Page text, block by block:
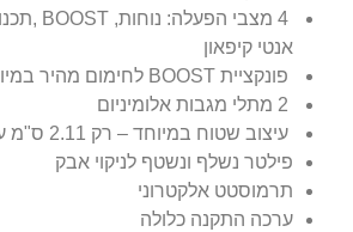
אנטי קיפאון
פונקציית BOOST לחימום מהיר במיוחד
עיצוב שטוח במיוחד – רק 2.11 ס"מ עובי
פילטר נשלף ונשטף לניקוי אבק
תרמוסטט אלקטרוני
ערכה התקנה כלולה